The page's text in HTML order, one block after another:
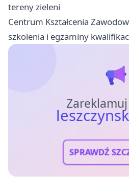
tereny zieleni
Centrum Kształcenia
szkolenia i egzaminy
SPRAWDŹ